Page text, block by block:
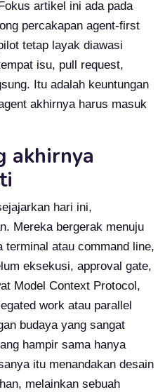
artikel ini ada pada
percakapan agent-first
tetap layak diawasi
isu, pull request,
Itu adalah keuntungan
akhirnya harus masuk
akhirnya
hari ini,
Mereka bergerak menuju
terminal atau command line,
eksekusi, approval gate,
Model Context Protocol,
work atau parallel
budaya yang sangat
hampir sama hanya
itu menandakan desain
melainkan sebuah